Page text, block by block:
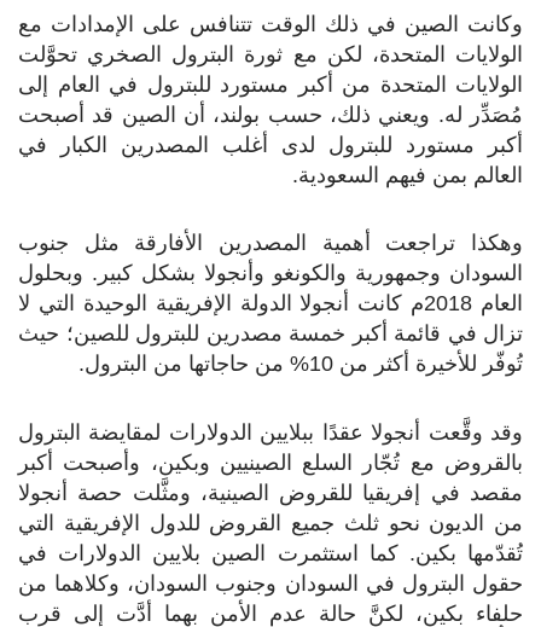
وكانت الصين في ذلك الوقت تتنافس على الإمدادات مع
الولايات المتحدة، لكن مع ثورة البترول الصخري تحوَّلت
الولايات المتحدة من أكبر مستورد للبترول في العام إلى
مُصَدِّر له. ويعني ذلك، حسب بولند، أن الصين قد أصبحت
أكبر مستورد للبترول لدى أغلب المصدرين الكبار في
العالم بمن فيهم السعودية.
وهكذا تراجعت أهمية المصدرين الأفارقة مثل جنوب
السودان وجمهورية والكونغو وأنجولا بشكل كبير. وبحلول
العام 2018م كانت أنجولا الدولة الإفريقية الوحيدة التي لا
تزال في قائمة أكبر خمسة مصدرين للبترول للصين؛ حيث
تُوفّر للأخيرة أكثر من 10% من حاجاتها من البترول.
وقد وقَّعت أنجولا عقدًا ببلايين الدولارات لمقايضة البترول
بالقروض مع تُجّار السلع الصينيين وبكين، وأصبحت أكبر
مقصد في إفريقيا للقروض الصينية، ومثَّلت حصة أنجولا
من الديون نحو ثلث جميع القروض للدول الإفريقية التي
تُقدّمها بكين. كما استثمرت الصين بلايين الدولارات في
حقول البترول في السودان وجنوب السودان، وكلاهما من
حلفاء بكين، لكنَّ حالة عدم الأمن بهما أدَّت إلى قرب